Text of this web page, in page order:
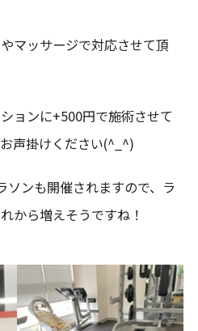
マッサージで対応させて頂
ョンに+500円で施術させて
声掛けください(^_^)
ソンも開催されますので、ラ
から増えそうですね！